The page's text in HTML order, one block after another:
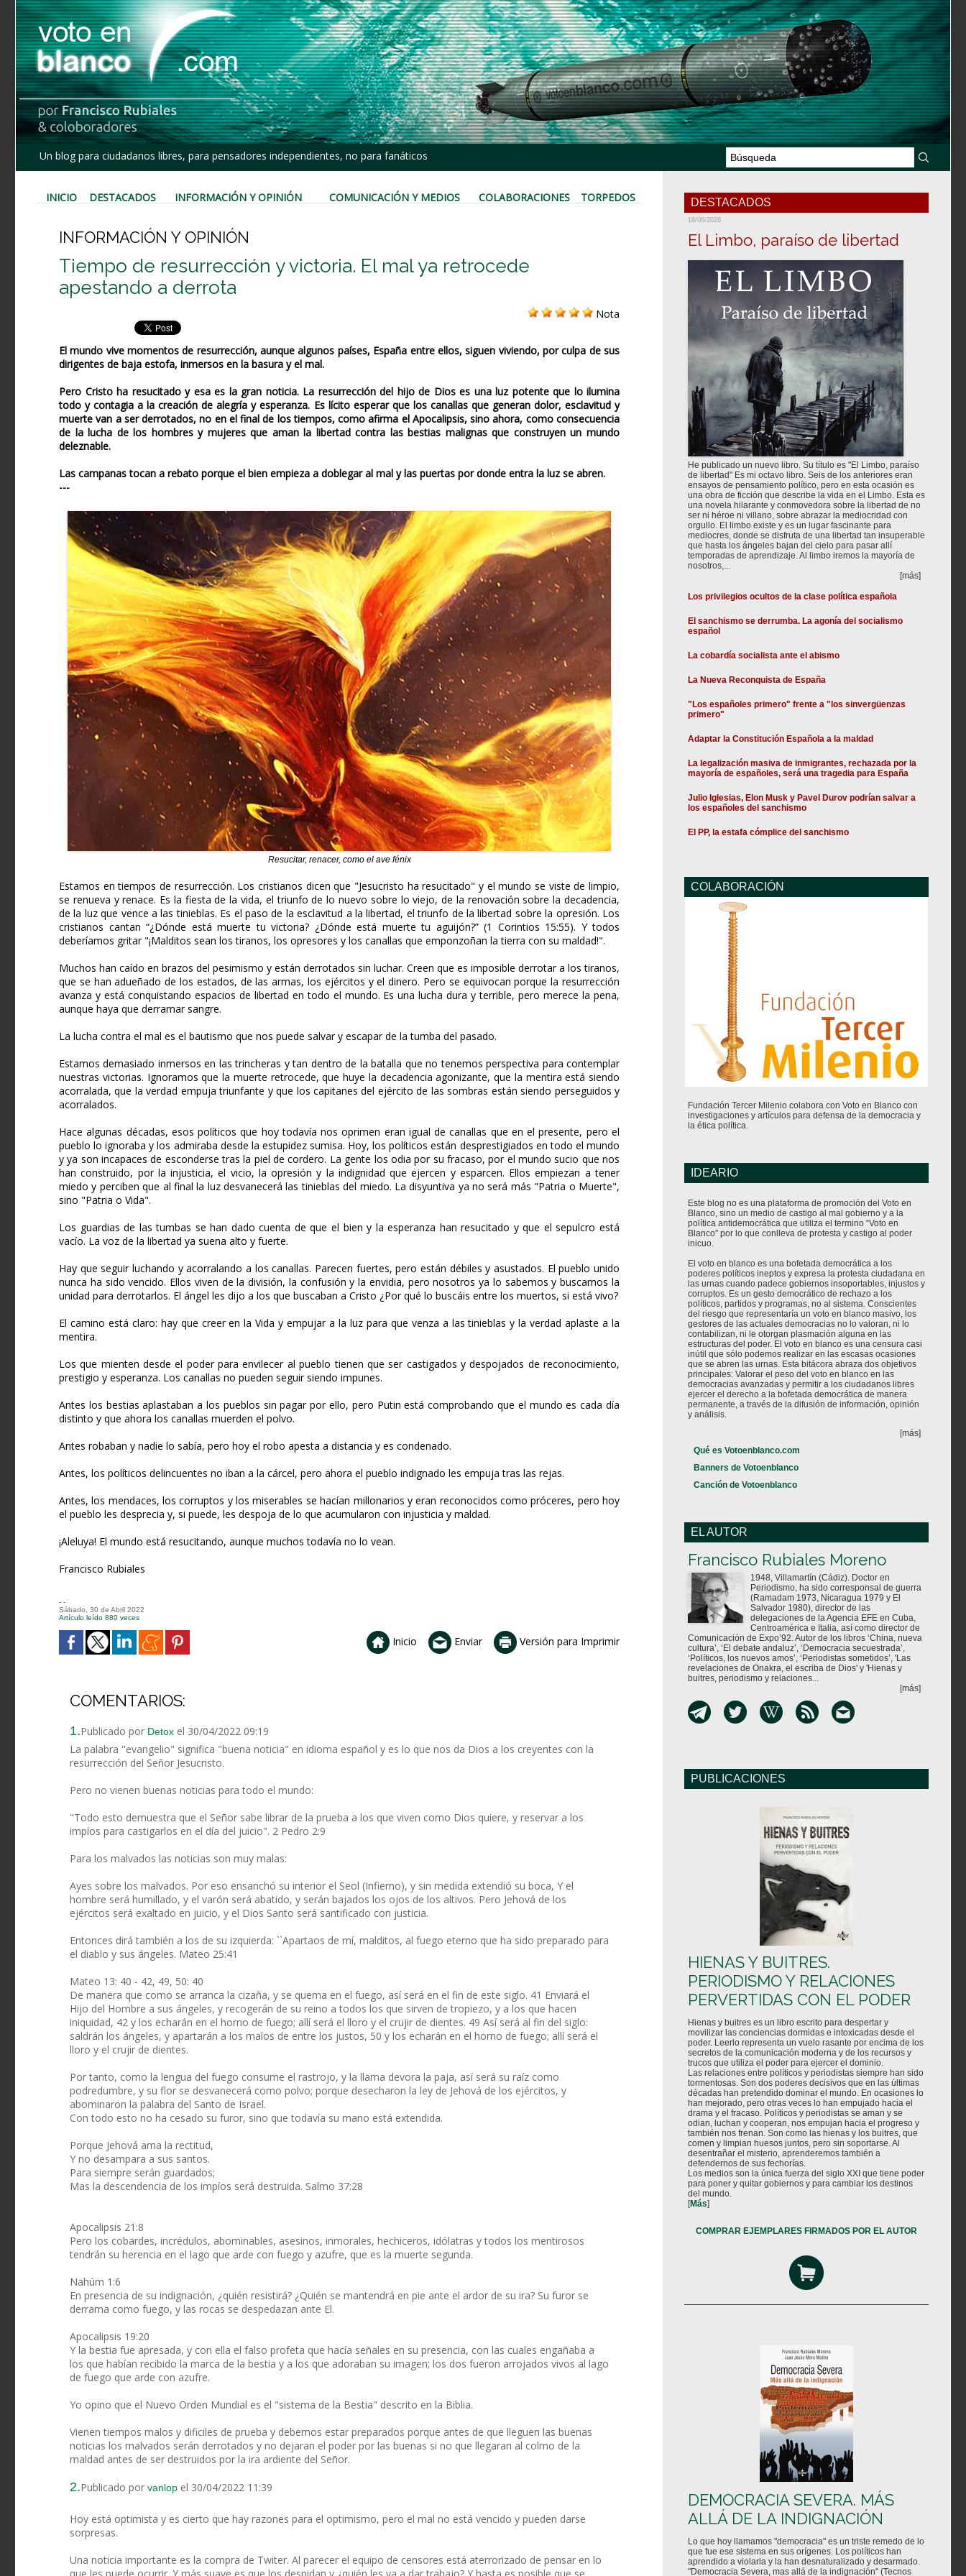
Un blog para ciudadanos libres, para pensadores independientes, no para fanáticos
INICIO DESTACADOS INFORMACIÓN Y OPINIÓN COMUNICACIÓN Y MEDIOS COLABORACIONES TORPEDOS
INFORMACIÓN Y OPINIÓN
Tiempo de resurrección y victoria. El mal ya retrocede
apestando a derrota
Nota
El mundo vive momentos de resurrección, aunque algunos países, España entre ellos, siguen viviendo, por culpa de sus
dirigentes de baja estofa, inmersos en la basura y el mal.
Pero Cristo ha resucitado y esa es la gran noticia. La resurrección del hijo de Dios es una luz potente que lo ilumina
todo y contagia a la creación de alegría y esperanza. Es lícito esperar que los canallas que generan dolor, esclavitud y
muerte van a ser derrotados, no en el final de los tiempos, como afirma el Apocalipsis, sino ahora, como consecuencia
de la lucha de los hombres y mujeres que aman la libertad contra las bestias malignas que construyen un mundo
deleznable.
Las campanas tocan a rebato porque el bien empieza a doblegar al mal y las puertas por donde entra la luz se abren.
---
Resucitar, renacer, como el ave fénix
Estamos en tiempos de resurrección. Los cristianos dicen que "Jesucristo ha resucitado" y el mundo se viste de limpio,
se renueva y renace. Es la fiesta de la vida, el triunfo de lo nuevo sobre lo viejo, de la renovación sobre la decadencia,
de la luz que vence a las tinieblas. Es el paso de la esclavitud a la libertad, el triunfo de la libertad sobre la opresión. Los
cristianos cantan “¿Dónde está muerte tu victoria? ¿Dónde está muerte tu aguijón?” (1 Corintios 15:55). Y todos
deberíamos gritar "¡Malditos sean los tiranos, los opresores y los canallas que emponzoñan la tierra con su maldad!".
Muchos han caído en brazos del pesimismo y están derrotados sin luchar. Creen que es imposible derrotar a los tiranos,
que se han adueñado de los estados, de las armas, los ejércitos y el dinero. Pero se equivocan porque la resurrección
avanza y está conquistando espacios de libertad en todo el mundo. Es una lucha dura y terrible, pero merece la pena,
aunque haya que derramar sangre.
La lucha contra el mal es el bautismo que nos puede salvar y escapar de la tumba del pasado.
Estamos demasiado inmersos en las trincheras y tan dentro de la batalla que no tenemos perspectiva para contemplar
nuestras victorias. Ignoramos que la muerte retrocede, que huye la decadencia agonizante, que la mentira está siendo
acorralada, que la verdad empuja triunfante y que los capitanes del ejército de las sombras están siendo perseguidos y
acorralados.
Hace algunas décadas, esos políticos que hoy todavía nos oprimen eran igual de canallas que en el presente, pero el
pueblo lo ignoraba y los admiraba desde la estupidez sumisa. Hoy, los políticos están desprestigiados en todo el mundo
y ya son incapaces de esconderse tras la piel de cordero. La gente los odia por su fracaso, por el mundo sucio que nos
han construido, por la injusticia, el vicio, la opresión y la indignidad que ejercen y esparcen. Ellos empiezan a tener
miedo y perciben que al final la luz desvanecerá las tinieblas del miedo. La disyuntiva ya no será más "Patria o Muerte",
sino "Patria o Vida".
Los guardias de las tumbas se han dado cuenta de que el bien y la esperanza han resucitado y que el sepulcro está
vacío. La voz de la libertad ya suena alto y fuerte.
Hay que seguir luchando y acorralando a los canallas. Parecen fuertes, pero están débiles y asustados. El pueblo unido
nunca ha sido vencido. Ellos viven de la división, la confusión y la envidia, pero nosotros ya lo sabemos y buscamos la
unidad para derrotarlos. El ángel les dijo a los que buscaban a Cristo ¿Por qué lo buscáis entre los muertos, si está vivo?
El camino está claro: hay que creer en la Vida y empujar a la luz para que venza a las tinieblas y la verdad aplaste a la
mentira.
Los que mienten desde el poder para envilecer al pueblo tienen que ser castigados y despojados de reconocimiento,
prestigio y esperanza. Los canallas no pueden seguir siendo impunes.
Antes los bestias aplastaban a los pueblos sin pagar por ello, pero Putin está comprobando que el mundo es cada día
distinto y que ahora los canallas muerden el polvo.
Antes robaban y nadie lo sabía, pero hoy el robo apesta a distancia y es condenado.
Antes, los políticos delincuentes no iban a la cárcel, pero ahora el pueblo indignado les empuja tras las rejas.
Antes, los mendaces, los corruptos y los miserables se hacían millonarios y eran reconocidos como próceres, pero hoy
el pueblo les desprecia y, si puede, les despoja de lo que acumularon con injusticia y maldad.
¡Aleluya! El mundo está resucitando, aunque muchos todavía no lo vean.
Francisco Rubiales
- -
Sábado, 30 de Abril 2022
Artículo leído 880 veces
Inicio Enviar Versión para Imprimir
COMENTARIOS:
1.Publicado por Detox el 30/04/2022 09:19
La palabra "evangelio" significa "buena noticia" en idioma español y es lo que nos da Dios a los creyentes con la
resurrección del Señor Jesucristo.
Pero no vienen buenas noticias para todo el mundo:
"Todo esto demuestra que el Señor sabe librar de la prueba a los que viven como Dios quiere, y reservar a los
impíos para castigarlos en el día del juicio". 2 Pedro 2:9
Para los malvados las noticias son muy malas:
Ayes sobre los malvados. Por eso ensanchó su interior el Seol (Infierno), y sin medida extendió su boca, Y el
hombre será humillado, y el varón será abatido, y serán bajados los ojos de los altivos. Pero Jehová de los
ejércitos será exaltado en juicio, y el Dios Santo será santificado con justicia.
Entonces dirá también a los de su izquierda: ``Apartaos de mí, malditos, al fuego eterno que ha sido preparado para
el diablo y sus ángeles. Mateo 25:41
Mateo 13: 40 - 42, 49, 50: 40
De manera que como se arranca la cizaña, y se quema en el fuego, así será en el fin de este siglo. 41 Enviará el
Hijo del Hombre a sus ángeles, y recogerán de su reino a todos los que sirven de tropiezo, y a los que hacen
iniquidad, 42 y los echarán en el horno de fuego; allí será el lloro y el crujir de dientes. 49 Así será al fin del siglo:
saldrán los ángeles, y apartarán a los malos de entre los justos, 50 y los echarán en el horno de fuego; allí será el
lloro y el crujir de dientes.
Por tanto, como la lengua del fuego consume el rastrojo, y la llama devora la paja, así será su raíz como
podredumbre, y su flor se desvanecerá como polvo; porque desecharon la ley de Jehová de los ejércitos, y
abominaron la palabra del Santo de Israel.
Con todo esto no ha cesado su furor, sino que todavía su mano está extendida.
Porque Jehová ama la rectitud,
Y no desampara a sus santos.
Para siempre serán guardados;
Mas la descendencia de los impíos será destruida. Salmo 37:28
Apocalipsis 21:8
Pero los cobardes, incrédulos, abominables, asesinos, inmorales, hechiceros, idólatras y todos los mentirosos
tendrán su herencia en el lago que arde con fuego y azufre, que es la muerte segunda.
Nahúm 1:6
En presencia de su indignación, ¿quién resistirá? ¿Quién se mantendrá en pie ante el ardor de su ira? Su furor se
derrama como fuego, y las rocas se despedazan ante El.
Apocalipsis 19:20
Y la bestia fue apresada, y con ella el falso profeta que hacía señales en su presencia, con las cuales engañaba a
los que habían recibido la marca de la bestia y a los que adoraban su imagen; los dos fueron arrojados vivos al lago
de fuego que arde con azufre.
Yo opino que el Nuevo Orden Mundial es el "sistema de la Bestia" descrito en la Biblia.
Vienen tiempos malos y dificiles de prueba y debemos estar preparados porque antes de que lleguen las buenas
noticias los malvados serán derrotados y no dejaran el poder por las buenas si no que llegaran al colmo de la
maldad antes de ser destruidos por la ira ardiente del Señor.
2.Publicado por vanlop el 30/04/2022 11:39
Hoy está optimista y es cierto que hay razones para el optimismo, pero el mal no está vencido y pueden darse
sorpresas.
Una noticia importante es la compra de Twiter. Al parecer el equipo de censores está aterrorizado de pensar en lo
DESTACADOS
18/06/2026
El Limbo, paraíso de libertad
He publicado un nuevo libro. Su título es "El Limbo, paraíso
de libertad" Es mi octavo libro. Seis de los anteriores eran
ensayos de pensamiento político, pero en esta ocasión es
una obra de ficción que describe la vida en el Limbo. Esta es
una novela hilarante y conmovedora sobre la libertad de no
ser ni héroe ni villano, sobre abrazar la mediocridad con
orgullo. El limbo existe y es un lugar fascinante para
mediocres, donde se disfruta de una libertad tan insuperable
que hasta los ángeles bajan del cielo para pasar allí
temporadas de aprendizaje. Al limbo iremos la mayoría de
nosotros,...
[más]
Los privilegios ocultos de la clase política española
El sanchismo se derrumba. La agonía del socialismo
español
La cobardía socialista ante el abismo
La Nueva Reconquista de España
"Los españoles primero" frente a "los sinvergüenzas
primero"
Adaptar la Constitución Española a la maldad
La legalización masiva de inmigrantes, rechazada por la
mayoría de españoles, será una tragedia para España
Julio Iglesias, Elon Musk y Pavel Durov podrían salvar a
los españoles del sanchismo
El PP, la estafa cómplice del sanchismo
COLABORACIÓN
Fundación Tercer Milenio colabora con Voto en Blanco con
investigaciones y artículos para defensa de la democracia y
la ética política.
IDEARIO
Este blog no es una plataforma de promoción del Voto en
Blanco, sino un medio de castigo al mal gobierno y a la
política antidemocrática que utiliza el termino “Voto en
Blanco” por lo que conlleva de protesta y castigo al poder
inicuo.
El voto en blanco es una bofetada democrática a los
poderes políticos ineptos y expresa la protesta ciudadana en
las urnas cuando padece gobiernos insoportables, injustos y
corruptos. Es un gesto democrático de rechazo a los
políticos, partidos y programas, no al sistema. Conscientes
del riesgo que representaría un voto en blanco masivo, los
gestores de las actuales democracias no lo valoran, ni lo
contabilizan, ni le otorgan plasmación alguna en las
estructuras del poder. El voto en blanco es una censura casi
inútil que sólo podemos realizar en las escasas ocasiones
que se abren las urnas. Esta bitácora abraza dos objetivos
principales: Valorar el peso del voto en blanco en las
democracias avanzadas y permitir a los ciudadanos libres
ejercer el derecho a la bofetada democrática de manera
permanente, a través de la difusión de información, opinión
y análisis.
[más]
Qué es Votoenblanco.com
Banners de Votoenblanco
Canción de Votoenblanco
EL AUTOR
Francisco Rubiales Moreno
1948, Villamartín (Cádiz). Doctor en
Periodismo, ha sido corresponsal de guerra
(Ramadam 1973, Nicaragua 1979 y El
Salvador 1980), director de las
delegaciones de la Agencia EFE en Cuba,
Centroamérica e Italia, así como director de
Comunicación de Expo’92. Autor de los libros ‘China, nueva
cultura’, ‘El debate andaluz’, ‘Democracia secuestrada’,
‘Políticos, los nuevos amos’, ‘Periodistas sometidos’, 'Las
revelaciones de Onakra, el escriba de Dios' y 'Hienas y
buitres, periodismo y relaciones...
[más]
PUBLICACIONES
HIENAS Y BUITRES.
PERIODISMO Y RELACIONES
PERVERTIDAS CON EL PODER
Hienas y buitres es un libro escrito para despertar y
movilizar las conciencias dormidas e intoxicadas desde el
poder. Leerlo representa un vuelo rasante por encima de los
secretos de la comunicación moderna y de los recursos y
trucos que utiliza el poder para ejercer el dominio.
Las relaciones entre políticos y periodistas siempre han sido
tormentosas. Son dos poderes decisivos que en las últimas
décadas han pretendido dominar el mundo. En ocasiones lo
han mejorado, pero otras veces lo han empujado hacia el
drama y el fracaso. Políticos y periodistas se aman y se
odian, luchan y cooperan, nos empujan hacia el progreso y
también nos frenan. Son como las hienas y los buitres, que
comen y limpian huesos juntos, pero sin soportarse. Al
desentrañar el misterio, aprenderemos también a
defendernos de sus fechorías.
Los medios son la única fuerza del siglo XXI que tiene poder
para poner y quitar gobiernos y para cambiar los destinos
del mundo.
[Más]
COMPRAR EJEMPLARES FIRMADOS POR EL AUTOR
DEMOCRACIA SEVERA. MÁS
ALLÁ DE LA INDIGNACIÓN
Lo que hoy llamamos "democracia" es un triste remedo de lo
que fue ese sistema en sus orígenes. Los políticos han
aprendido a violarla y la han desnaturalizado y desarmado.
"Democracia Severa, mas allá de la indignación" (Tecnos